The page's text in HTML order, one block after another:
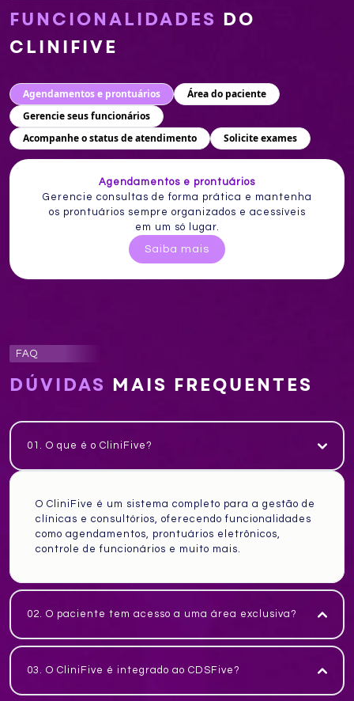
FUNCIONALIDADES DO
CLINIFIVE
Agendamentos e prontuários
Área do paciente
Gerencie seus funcionários
Acompanhe o status de atendimento
Solicite exames
Agendamentos e prontuários
Gerencie consultas de forma prática e mantenha
os prontuários sempre organizados e acessíveis
em um só lugar.
Saiba mais
FAQ
DÚVIDAS MAIS FREQUENTES
01. O que é o CliniFive?
O CliniFive é um sistema completo para a gestão de
clínicas e consultórios, oferecendo funcionalidades
como agendamentos, prontuários eletrônicos,
controle de funcionários e muito mais.
02. O paciente tem acesso a uma área exclusiva?
03. O CliniFive é integrado ao CDSFive?